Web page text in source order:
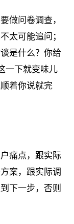
做问卷调查，
太可能追问；
是什么？你给
一下就变味儿
着你说就完
痛点，跟实际
案，跟实际调
下一步，否则